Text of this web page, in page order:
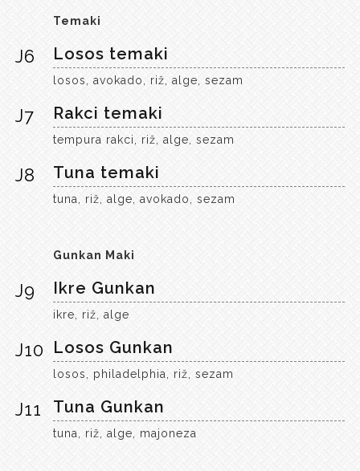
Temaki
J6 Losos temaki
losos, avokado, riž, alge, sezam
J7 Rakci temaki
tempura rakci, riž, alge, sezam
J8 Tuna temaki
tuna, riž, alge, avokado, sezam
Gunkan Maki
J9 Ikre Gunkan
ikre, riž, alge
J10 Losos Gunkan
losos, philadelphia, riž, sezam
J11 Tuna Gunkan
tuna, riž, alge, majoneza